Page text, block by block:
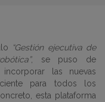
“Gestión ejecutiva de
, se puso de
las nuevas
para todos los
esta plataforma